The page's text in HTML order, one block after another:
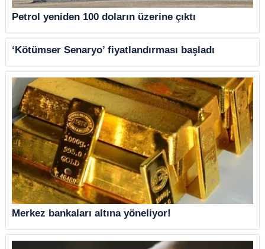
Petrol yeniden 100 doların üzerine çıktı
‘Kötümser Senaryo’ fiyatlandırması başladı
Merkez bankaları altına yöneliyor!